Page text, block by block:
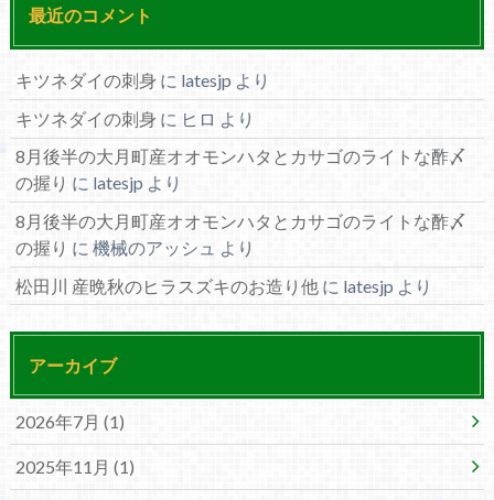
最近のコメント
キツネダイの刺身に latesjp より
キツネダイの刺身 に ヒロ より
8月後半の大月町産オオモンハタとカサゴのライトな酢〆
の握り に latesjp より
8月後半の大月町産オオモンハタとカサゴのライトな酢〆
の握り に 機械のアッシュ より
松田川 産晩秋のヒラスズキのお造り他 に latesjp より
アーカイブ
2026年7月 (1)
2025年11月 (1)